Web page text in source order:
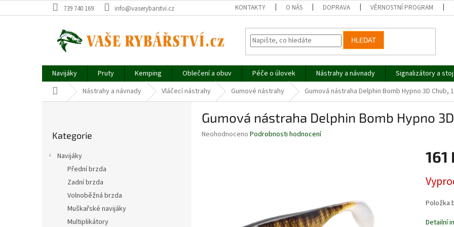
na
739 740 169 info@vaserybarstvi.cz KONTAKTY O NÁS DOPRAVA VĚRNOSTNÍ PROGRAM
HLEDAT
Navijáky Pruty Kemping Oblečení a obuv Péče o úlovek Nástrahy a návnady Signalizátory a
Domů Nástrahy a návnady Vláčecí nástrahy Gumové nástrahy Gumová nástraha Delphin Bomb Hypno 3D Chub,
kategorie
Kategorie
Navijáky
Přední brzda
Zadní brzda
Volnoběžná brzda
Muškařské navijáky
Multiplikátory
Gumová nástraha Delphin Bomb Hypno 3D
Průměrné
Neohodnoceno Podrobnosti hodnocení
161
cena:
Položka
Detailní